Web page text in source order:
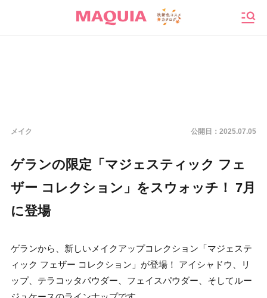
メイク 公開日： 2025.07.05
ゲランの限定「マジェスティック フェ
ザー コレクション」をスウォッチ！ 7月
に登場
ゲランから、新しいメイクアップコレクション「マジェステ
ィック フェザー コレクション」が登場！ アイシャドウ、リ
ップ、テラコッタパウダー、フェイスパウダー、そしてルー